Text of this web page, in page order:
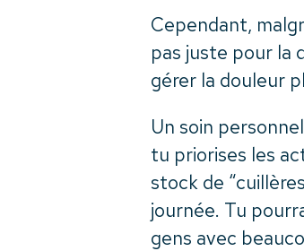
Cependant,
pas juste pour la
gérer la douleur
Un soin
tu priorises les
stock de
journée. Tu
gens avec